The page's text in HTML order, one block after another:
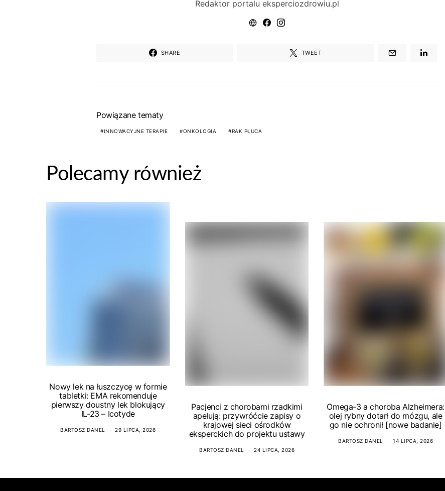
Redaktor portalu eksperciozdrowiu.pl
SHARE TWEET
Powiązane tematy
INNOWACYJNE TERAPIE ONKOLOGIA RAK PŁUCA
Polecamy również
Nowy lek na łuszczycę w formie
tabletki: EMA rekomenduje
pierwszy doustny lek blokujący
IL-23 – Icotyde
BARTOSZ DANEL 29 LIPCA, 2026
Pacjenci z chorobami rzadkimi
apelują: przywróćcie zapisy o
krajowej sieci ośrodków
eksperckich do projektu ustawy
BARTOSZ DANEL 24 LIPCA, 2026
Omega-3 a choroba Alzheimera:
olej rybny dotarł do mózgu, ale
go nie ochronił [nowe badanie]
BARTOSZ DANEL 14 LIPCA, 2026